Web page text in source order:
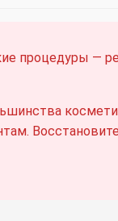
процедуры —